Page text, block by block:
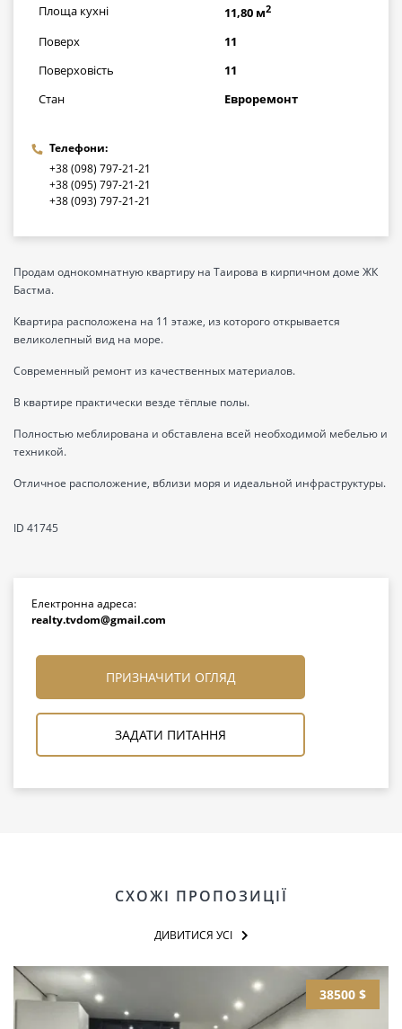
Площа кухні 11,80 м2
Поверх
11
Поверховість
11
Стан
Евроремонт
Телефони:
+38 (098) 797-21-21
+38 (095) 797-21-21
+38 (093) 797-21-21
Продам однокомнатную квартиру на Таирова в кирпичном доме ЖК
Бастма.
Квартира расположена на 11 этаже, из которого открывается
великолепный вид на море.
Современный ремонт из качественных материалов.
В квартире практически везде тёплые полы.
Полностью меблирована и обставлена всей необходимой мебелью и
техникой.
Отличное расположение, вблизи моря и идеальной инфраструктуры.
ID 41745
Електронна адреса:
realty.tvdom@gmail.com
ПРИЗНАЧИТИ ОГЛЯД
ЗАДАТИ ПИТАННЯ
СХОЖІ ПРОПОЗИЦІЇ
ДИВИТИСЯ УСІ
38500 $